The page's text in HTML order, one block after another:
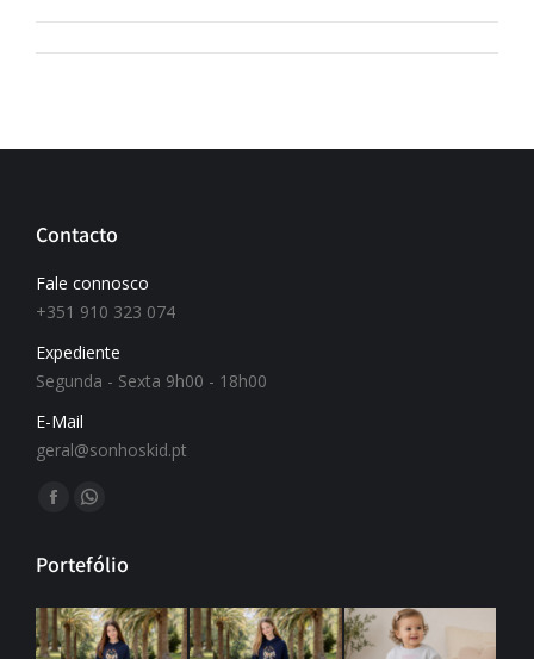
Contacto
Fale connosco
+351 910 323 074
Expediente
Segunda - Sexta 9h00 - 18h00
E-Mail
geral@sonhoskid.pt
Find us on:
Portefólio